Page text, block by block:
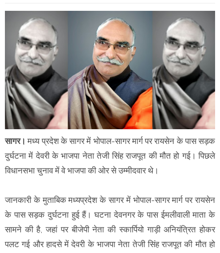
सागर। मध्य प्रदेश के सागर में भोपाल-सागर मार्ग पर रायसेन के पास सड़क
दुर्घटना में देवरी के भाजपा नेता तेजी सिंह राजपूत की मौत हो गई। पिछले
विधानसभा चुनाव में वे भाजपा की ओर से उम्मीदवार थे।
जानकारी के मुताबिक मध्यप्रदेश के सागर में भोपाल-सागर मार्ग पर रायसेन
के पास सड़क दुर्घटना हुई हैं। घटना देवनगर के पास ईमलीवाली माता के
सामने की है, जहां पर बीजेपी नेता की स्कार्पियो गाड़ी अनियंत्रित होकर
पलट गई और हादसे में देवरी के भाजपा नेता तेजी सिंह राजपूत की मौत हो